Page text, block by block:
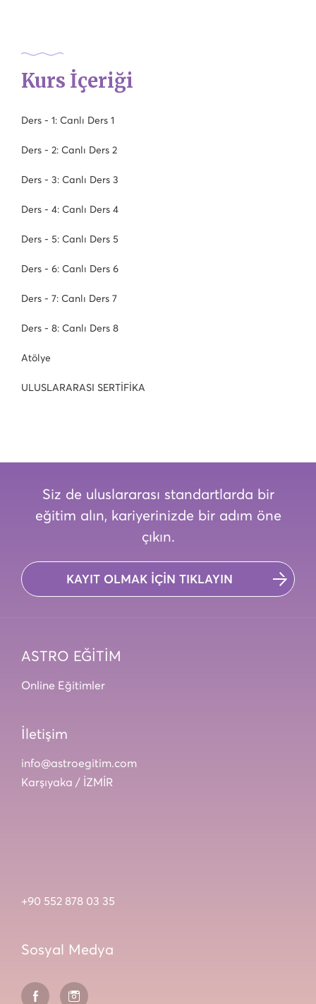
Kurs İçeriği
Ders - 1: Canlı Ders 1
Ders - 2: Canlı Ders 2
Ders - 3: Canlı Ders 3
Ders - 4: Canlı Ders 4
Ders - 5: Canlı Ders 5
Ders - 6: Canlı Ders 6
Ders - 7: Canlı Ders 7
Ders - 8: Canlı Ders 8
Atölye
ULUSLARARASI SERTİFİKA
Siz de uluslararası standartlarda bir
eğitim alın, kariyerinizde bir adım öne
çıkın.
KAYIT OLMAK İÇİN TIKLAYIN
ASTRO EĞİTİM
Online Eğitimler
İletişim
info@astroegitim.com
Karşıyaka / İZMİR
+90 552 878 03 35
Sosyal Medya